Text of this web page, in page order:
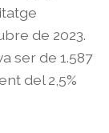
de 2023.
ser de 1.587
del 2,5%